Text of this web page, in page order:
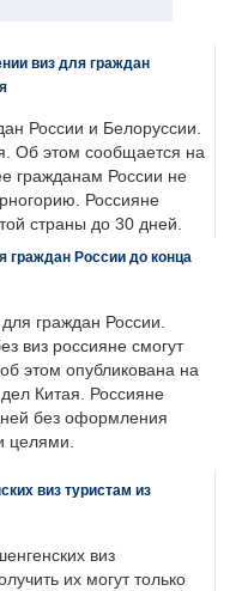
виз для граждан
России и Белоруссии.
Об этом сообщается на
гражданам России не
Россияне
страны до 30 дней.
граждан России до конца
граждан России.
виз россияне смогут
этом опубликована на
Китая. Россияне
без оформления
целями.
виз туристам из
виз
их могут только